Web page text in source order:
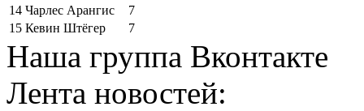
14 Чарлес Арангис
7
15 Кевин Штёгер 7
Наша группа Вконтакте
Лента новостей: